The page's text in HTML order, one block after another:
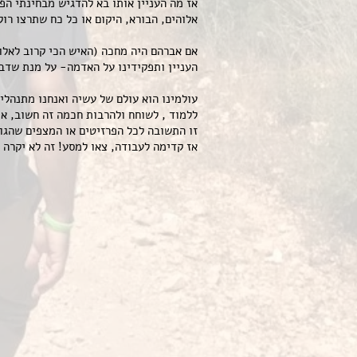
אז מה העניין אותו בא להדגיש מבחינתי
אלוהים, הבורא, היקום או כל כח שתרצו
אם אברהם היה מחכה (האיש הכי קרוב
העניין ותפקידינו על האדמה- על מנת
עולמינו הוא עולם של עשיה ואנחנו
ללמוד , לשוחח ולהרבות חכמה זה חשוב,
זו התשובה לכל הפרזיטים או המצפים
אז קדימה לעבודה, צאו למסע! זה לא